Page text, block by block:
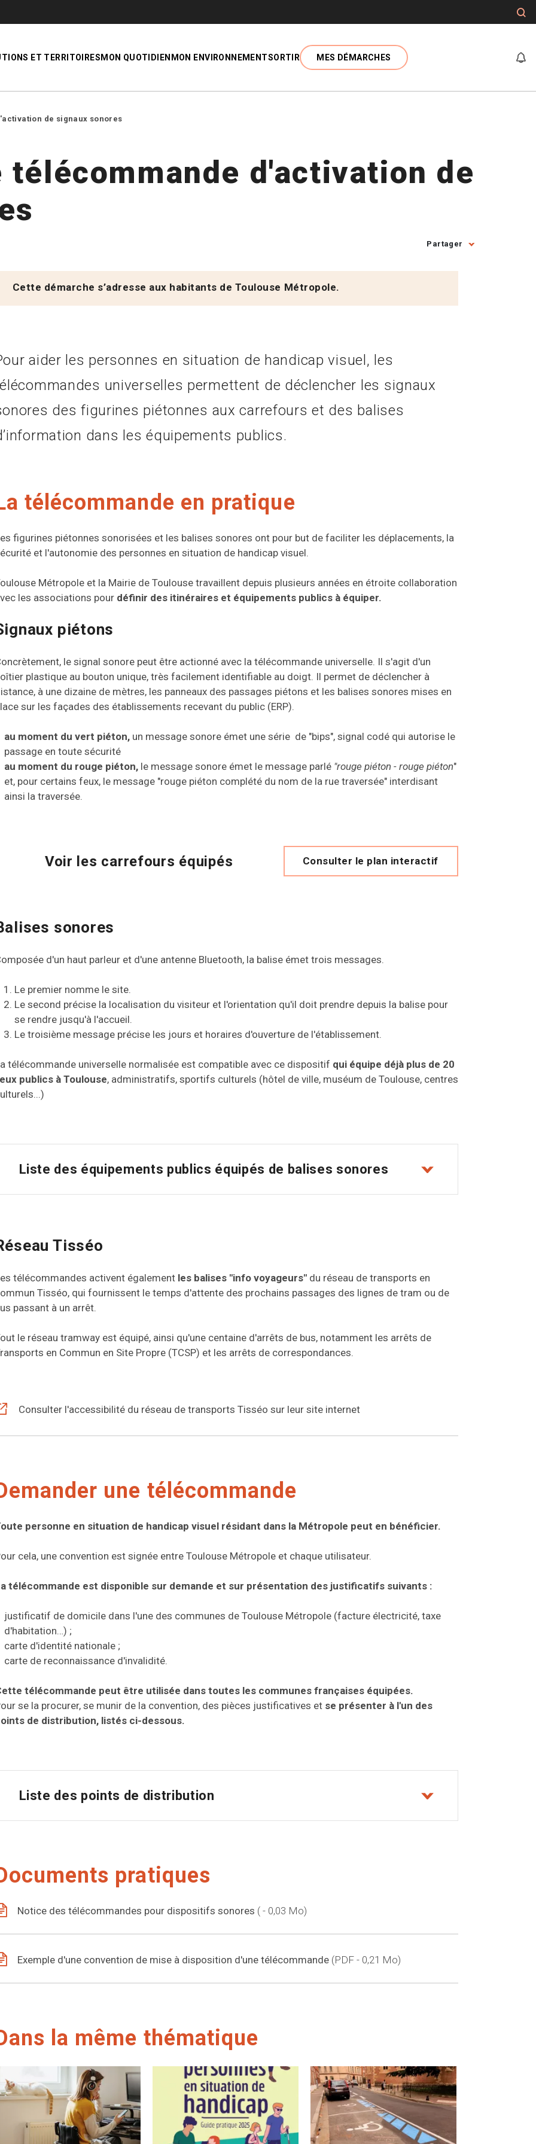
ET TERRITOIRES MON QUOTIDIEN MON ENVIRONNEMENTSORTIR MES DÉMARCHES
de signaux sonores
télécommande d'activation de
Partager
Cette démarche s’adresse aux habitants de Toulouse Métropole.
aider les personnes en situation de handicap visuel, les
universelles permettent de déclencher les signaux
des figurines piétonnes aux carrefours et des balises
dans les équipements publics.
télécommande en pratique
figurines piétonnes sonorisées et les balises sonores ont pour but de faciliter les déplacements, la
et l'autonomie des personnes en situation de handicap visuel.
Métropole et la Mairie de Toulouse travaillent depuis plusieurs années en étroite collaboration
les associations pour définir des itinéraires et équipements publics à équiper.
piétons
le signal sonore peut être actionné avec la télécommande universelle. Il s'agit d'un
plastique au bouton unique, très facilement identifiable au doigt. Il permet de déclencher à
à une dizaine de mètres, les panneaux des passages piétons et les balises sonores mises en
sur les façades des établissements recevant du public (ERP).
au moment du vert piéton, un message sonore émet une série de "bips", signal codé qui autorise le
passage en toute sécurité
au moment du rouge piéton,le message sonore émet le message parlé "rouge piéton - rouge piéton"
et, pour certains feux, le message "rouge piéton complété du nom de la rue traversée" interdisant
ainsi la traversée.
Voir les carrefours équipés Consulter le plan interactif
sonores
d'un haut parleur et d'une antenne Bluetooth, la balise émet trois messages.
Le premier nomme le site.
Le second précise la localisation du visiteur et l'orientation qu'il doit prendre depuis la balise pour
se rendre jusqu'à l'accueil.
Le troisième message précise les jours et horaires d'ouverture de l'établissement.
télécommande universelle normalisée est compatible avec ce dispositif qui équipe déjà plus de 20
publics à Toulouse, administratifs, sportifs culturels (hôtel de ville, muséum de Toulouse, centres
Liste des équipements publics équipés de balises sonores
Tisséo
télécommandes activent égalementles balises "info voyageurs" du réseau de transports en
Tisséo, qui fournissent le temps d'attente des prochains passages des lignes de tram ou de
passant à un arrêt.
le réseau tramway est équipé, ainsi qu'une centaine d'arrêts de bus, notamment les arrêts de
en Commun en Site Propre (TCSP) et les arrêts de correspondances.
Consulter l'accessibilité du réseau de transports Tisséo sur leur site internet
une télécommande
personne en situation de handicap visuel résidant dans la Métropole peut en bénéficier.
cela, une convention est signée entre Toulouse Métropole et chaque utilisateur.
télécommande est disponible sur demande et sur présentation des justificatifs suivants :
justificatif de domicile dans l'une des communes de Toulouse Métropole (facture électricité, taxe
d'habitation…) ;
carte d'identité nationale ;
carte de reconnaissance d'invalidité.
télécommande peut être utilisée dans toutes les communes françaises équipées.
se la procurer, se munir de la convention, des pièces justificatives et se présenter à l'un des
de distribution, listés ci-dessous.
Liste des points de distribution
pratiques
Notice des télécommandes pour dispositifs sonores - 0,03 Mo
Exemple d'une convention de mise à disposition d'une télécommande PDF - 0,21 Mo
la même thématique